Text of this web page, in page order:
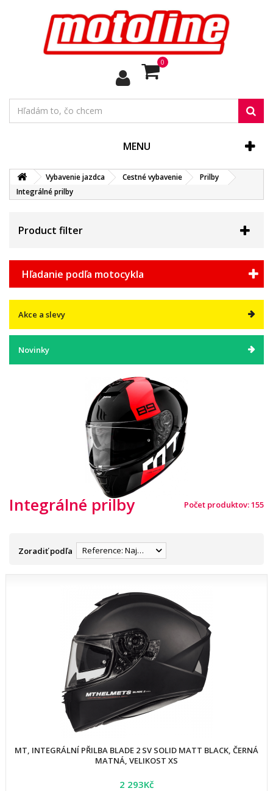
0
MENU
Vybavenie jazdca Cestné vybavenie
Prilby
Integrálné prilby
Product filter
Hľadanie podľa motocykla
Akce a slevy
Novinky
Integrálné prilby Počet produktov: 155
Zoradiť podľa Reference: Najnižšia
MT, INTEGRÁLNÍ PŘILBA BLADE 2 SV SOLID MATT BLACK, ČERNÁ
MATNÁ, VELIKOST XS
2 293Kč